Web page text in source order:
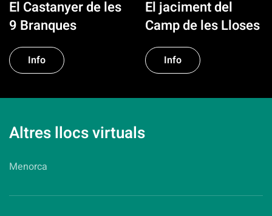
El Castanyer de les
9 Branques
Info
El jaciment del
Camp de les Lloses
Info
Altres llocs virtuals
Menorca